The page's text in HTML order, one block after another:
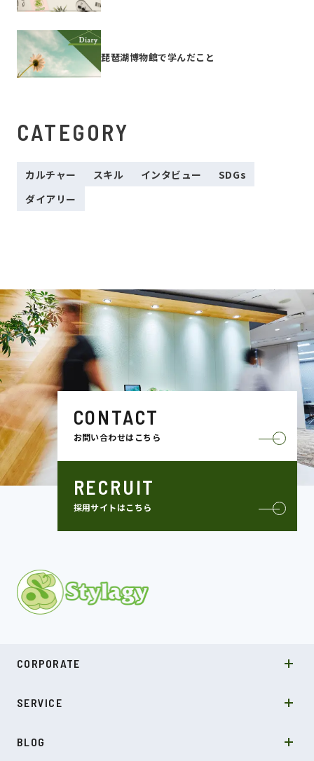
琵琶湖博物館で学んだこと
CATEGORY
カルチャー スキル インタビュー
SDGs
ダイアリー
CONTACT
お問い合わせはこちら
RECRUIT
採用サイトはこちら
CORPORATE
COMPANY
NEWS
SERVICE
受託開発
BLOG